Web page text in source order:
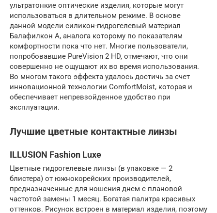
ультратонкие оптические изделия, которые могут
использоваться в длительном режиме. В основе
данной модели силикон-гидрогелевый материал
Балафилкон А, аналога которому по показателям
комфортности пока что нет. Многие пользователи,
попробовавшие PureVision 2 HD, отмечают, что они
совершенно не ощущают их во время использования.
Во многом такого эффекта удалось достичь за счет
инновационной технологии ComfortMoist, которая и
обеспечивает непревзойденное удобство при
эксплуатации.
Лучшие цветные контактные линзы
ILLUSION Fashion Luxe
Цветные гидрогелевые линзы (в упаковке — 2
блистера) от южнокорейских производителей,
предназначенные для ношения днем с плановой
частотой замены 1 месяц. Богатая палитра красивых
оттенков. Рисунок встроен в материал изделия, поэтому